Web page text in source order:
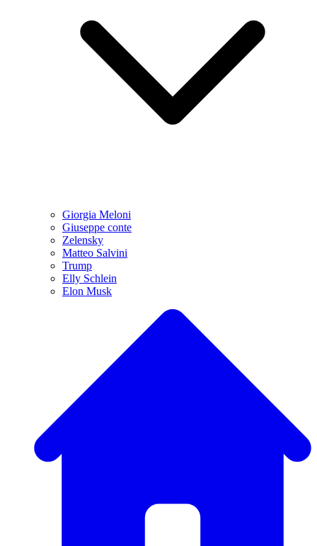
Giorgia Meloni
Giuseppe conte
Zelensky
Matteo Salvini
Trump
Elly Schlein
Elon Musk